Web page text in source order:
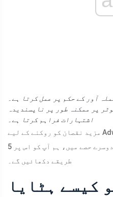
آور کے حکم پر عمل کرتا ہے۔
پر ممکنہ طور پر ناپسندیدہ
اشتہارات فراہم کرتا ہے۔
مزید نقصان کو روکنے کے لیے Adware:MSIL/BrowserAssistant کو
کیسے ہٹایا جائے؟ اس پوسٹ کے دوسرے حصے میں، ہم آپ کو اس پر 5
طریقے دکھائیں گے۔
کیسے ہٹایا